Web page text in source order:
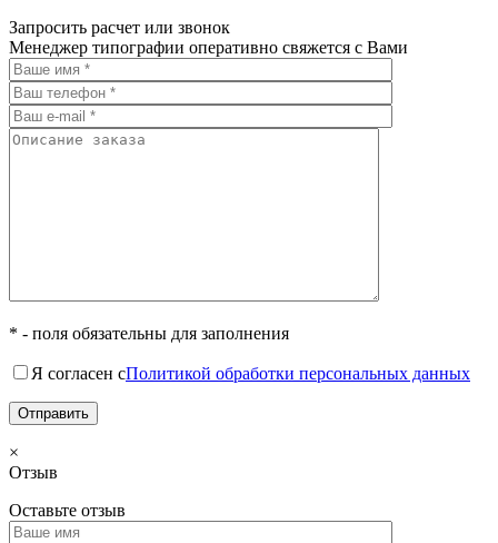
Запросить расчет или звонок
Менеджер типографии оперативно свяжется с Вами
* - поля обязательны для заполнения
Я согласен сПолитикой обработки персональных данных
×
Отзыв
Оставьте отзыв